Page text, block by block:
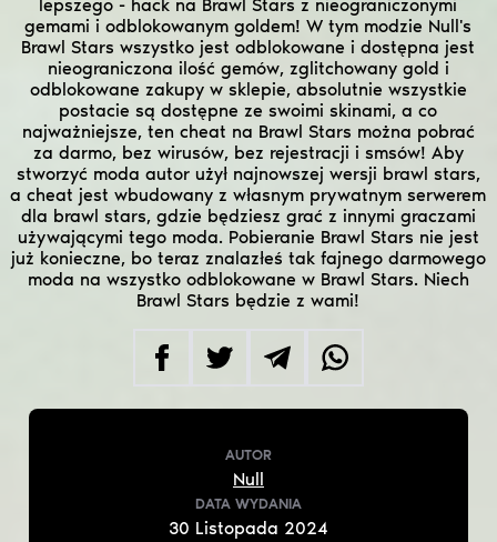
lepszego - hack na Brawl Stars z nieograniczonymi
gemami i odblokowanym goldem! W tym modzie Null's
Brawl Stars wszystko jest odblokowane i dostępna jest
nieograniczona ilość gemów, zglitchowany gold i
odblokowane zakupy w sklepie, absolutnie wszystkie
postacie są dostępne ze swoimi skinami, a co
najważniejsze, ten cheat na Brawl Stars można pobrać
za darmo, bez wirusów, bez rejestracji i smsów! Aby
stworzyć moda autor użył najnowszej wersji brawl stars,
a cheat jest wbudowany z własnym prywatnym serwerem
dla brawl stars, gdzie będziesz grać z innymi graczami
używającymi tego moda. Pobieranie Brawl Stars nie jest
już konieczne, bo teraz znalazłeś tak fajnego darmowego
moda na wszystko odblokowane w Brawl Stars. Niech
Brawl Stars będzie z wami!
AUTOR
Null
DATA WYDANIA
30 Listopada 2024